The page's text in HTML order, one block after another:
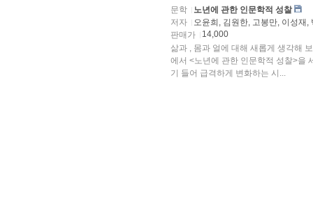
문학
노년에 관한 인문학적 성찰
저자
오윤희, 김원한, 고봉만, 이성재
판매가
14,000
삶과 , 몸과 얼에 대해 새롭게 생각해
에서 <노년에 관한 인문학적 성찰>을
기 들어 급격하게 변화하는 시...